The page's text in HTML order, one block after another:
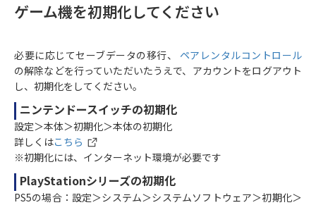
ゲーム機を初期化してください
必要に応じてセーブデータの移行、 ペアレンタルコントロール
の解除などを行っていただいたうえで、アカウントをログアウト
し、初期化をしてください。
ニンテンドースイッチの初期化
設定＞本体＞初期化＞本体の初期化
詳しくはこちら
※初期化には、インターネット環境が必要です
PlayStationシリーズの初期化
PS5の場合：設定＞システム＞システムソフトウェア＞初期化＞